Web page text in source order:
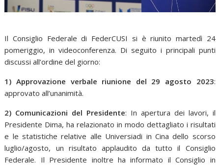
Il Consiglio Federale di FederCUSI si è riunito martedì 24
pomeriggio, in videoconferenza. Di seguito i principali punti
discussi all’ordine del giorno:
1) Approvazione verbale riunione del 29 agosto 2023:
approvato all’unanimità.
2) Comunicazioni del Presidente: In apertura dei lavori, il
Presidente Dima, ha relazionato in modo dettagliato i risultati
e le statistiche relative alle Universiadi in Cina dello scorso
luglio/agosto, un risultato applaudito da tutto il Consiglio
Federale. Il Presidente inoltre ha informato il Consiglio in